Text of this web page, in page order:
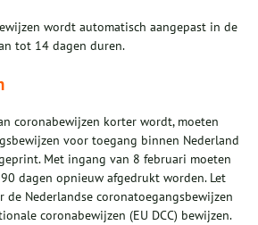
wordt automatisch aangepast in de
tot 14 dagen duren.
coronabewijzen korter wordt, moeten
voor toegang binnen Nederland
Met ingang van 8 februari moeten
dagen opnieuw afgedrukt worden. Let
Nederlandse coronatoegangsbewijzen
coronabewijzen (EU DCC) bewijzen.